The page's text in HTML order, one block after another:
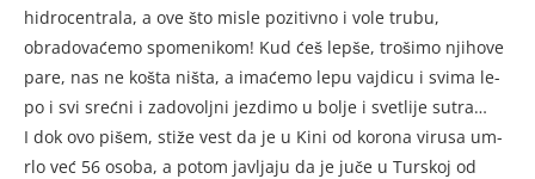
hidrocen­trala, a ove što misle pozitivno i vole trubu,
obradovaćemo spo­menikom! Kud ćeš lepše, trošimo njihove
pare, nas ne košta ništa, a imaćemo lepu vajdicu i svima le­
po i svi srećni i zadovoljni jez­dimo u bolje i svetlije sutra…
I dok ovo pišem, stiže vest da je u Kini od korona virusa um­
rlo već 56 osoba, a potom javljaju da je juče u Turskoj od